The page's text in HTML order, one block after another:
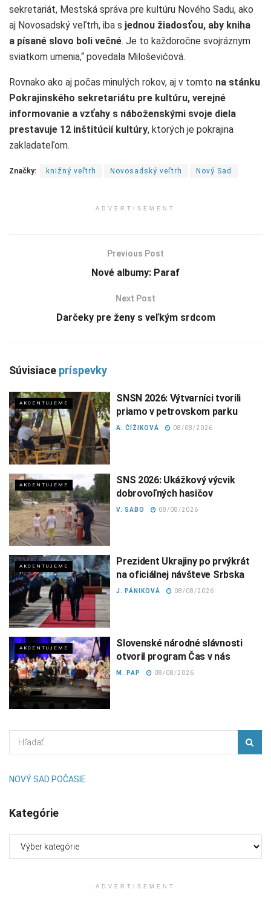
sekretariát, Mestská správa pre kultúru Nového Sadu, ako
aj Novosadský veľtrh, iba s jednou žiadosťou, aby kniha
a písané slovo boli večné. Je to každoročne svojráznym
sviatkom umenia,“ povedala Miloševićová.
Rovnako ako aj počas minulých rokov, aj v tomto na stánku
Pokrajinského sekretariátu pre kultúru, verejné
informovanie a vzťahy s náboženskými svoje diela
prestavuje 12 inštitúcií kultúry, ktorých je pokrajina
zakladateľom.
Značky: knižný veľtrh Novosadský veľtrh Nový Sad
ADVERTISEMENT
Previous Post
Nové albumy: Paraf
Next Post
Darčeky pre ženy s veľkým srdcom
Súvisiace príspevky
AKCENTUJEME
SNSN 2026: Výtvarníci tvorili
priamo v petrovskom parku
A. ČÍŽIKOVÁ 08/08/2026
AKCENTUJEME
SNS 2026: Ukážkový výcvik
dobrovoľných hasičov
V. SABO 08/08/2026
AKCENTUJEME
Prezident Ukrajiny po prvýkrát
na oficiálnej návšteve Srbska
J. PÁNIKOVÁ 08/08/2026
AKCENTUJEME
Slovenské národné slávnosti
otvoril program Čas v nás
M. PAP 08/08/2026
NOVÝ SAD POČASIE
Kategórie
ADVERTISEMENT